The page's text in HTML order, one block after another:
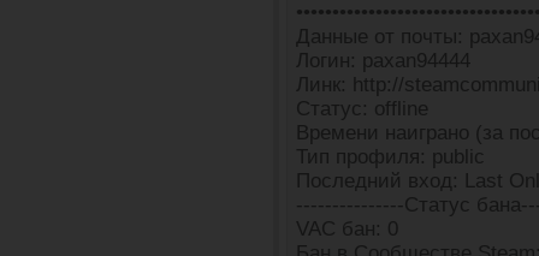
Данные от почты:
Логин: paxan94444
Линк: http://
Статус: offline
Времени наиграно (за
Тип профиля: public
Последний вход: Last
---------------Статус
VAC бан: 0